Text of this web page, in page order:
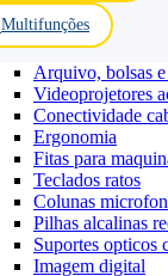
Multifunções
Arquivo, bolsas e
Videoprojetores
Conectividade
Ergonomia
Fitas para
Teclados ratos
Colunas
Pilhas alcalinas
Suportes opticos
Imagem digital